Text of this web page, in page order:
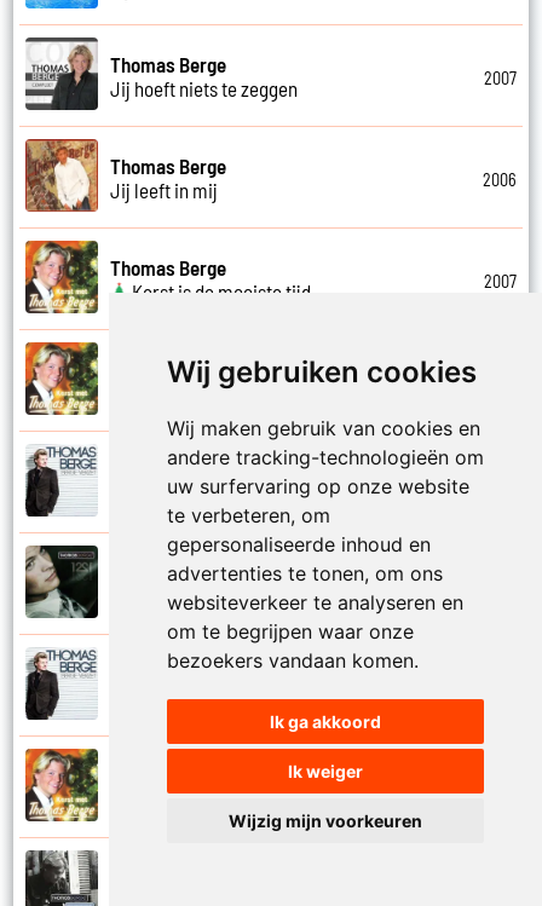
Wij gebruiken cookies
Wij maken gebruik van cookies en
andere tracking-technologieën om
uw surfervaring op onze website
te verbeteren, om
gepersonaliseerde inhoud en
advertenties te tonen, om ons
websiteverkeer te analyseren en
om te begrijpen waar onze
bezoekers vandaan komen.
Ik ga akkoord
Ik weiger
Wijzig mijn voorkeuren
Thomas Berge
Jij hoeft niets te zeggen
2007
Thomas Berge
Jij leeft in mij
2006
Thomas Berge
Kerst is de mooiste tijd
2007
Thomas Berge
Kerstmedley
Thomas Berge
Kijk om je heen
Thomas Berge
Kijken naar jezelf
Thomas Berge
Kleine vent
Kon het maar altijd Kerstmis zijn
2007